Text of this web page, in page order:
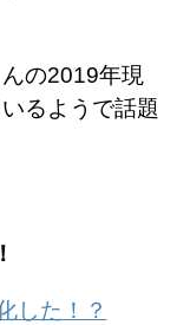
んの2019年現
るようで話題
した！？